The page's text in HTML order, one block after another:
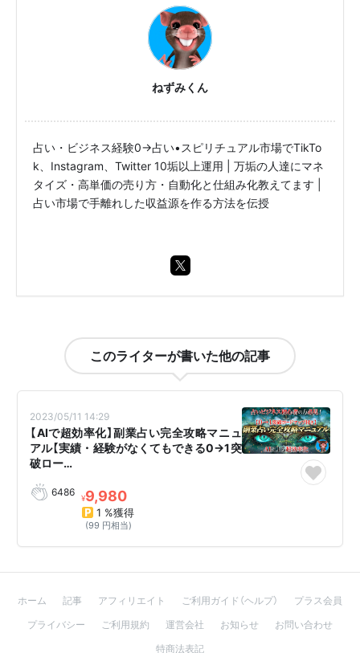
ねずみくん
占い・ビジネス経験0→占い•スピリチュアル市場でTikTo
k、Instagram、Twitter 10垢以上運用 | 万垢の人達にマネ
タイズ・高単価の売り方・自動化と仕組み化教えてます |
占い市場で手離れした収益源を作る方法を伝授
このライターが書いた他の記事
2023/05/11 14:29
【AIで超効率化】副業占い完全攻略マニュ
アル【実績・経験がなくてもできる0→1突
破ロー…
6486 ¥9,980
1 %獲得
(99 円相当)
ホーム 記事 アフィリエイト ご利用ガイド（ヘルプ）
プラス会員
プライバシー
ご利用規約 運営会社 お知らせ
お問い合わせ
特商法表記